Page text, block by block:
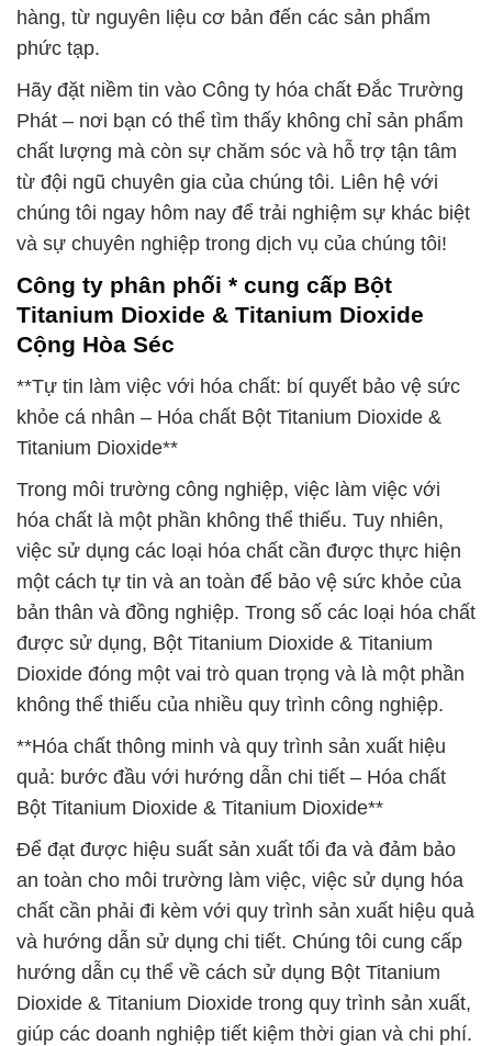
hàng, từ nguyên liệu cơ bản đến các sản phẩm
phức tạp.
Hãy đặt niềm tin vào Công ty hóa chất Đắc Trường
Phát – nơi bạn có thể tìm thấy không chỉ sản phẩm
chất lượng mà còn sự chăm sóc và hỗ trợ tận tâm
từ đội ngũ chuyên gia của chúng tôi. Liên hệ với
chúng tôi ngay hôm nay để trải nghiệm sự khác biệt
và sự chuyên nghiệp trong dịch vụ của chúng tôi!
Công ty phân phối * cung cấp Bột
Titanium Dioxide & Titanium Dioxide
Cộng Hòa Séc
**Tự tin làm việc với hóa chất: bí quyết bảo vệ sức
khỏe cá nhân – Hóa chất Bột Titanium Dioxide &
Titanium Dioxide**
Trong môi trường công nghiệp, việc làm việc với
hóa chất là một phần không thể thiếu. Tuy nhiên,
việc sử dụng các loại hóa chất cần được thực hiện
một cách tự tin và an toàn để bảo vệ sức khỏe của
bản thân và đồng nghiệp. Trong số các loại hóa chất
được sử dụng, Bột Titanium Dioxide & Titanium
Dioxide đóng một vai trò quan trọng và là một phần
không thể thiếu của nhiều quy trình công nghiệp.
**Hóa chất thông minh và quy trình sản xuất hiệu
quả: bước đầu với hướng dẫn chi tiết – Hóa chất
Bột Titanium Dioxide & Titanium Dioxide**
Để đạt được hiệu suất sản xuất tối đa và đảm bảo
an toàn cho môi trường làm việc, việc sử dụng hóa
chất cần phải đi kèm với quy trình sản xuất hiệu quả
và hướng dẫn sử dụng chi tiết. Chúng tôi cung cấp
hướng dẫn cụ thể về cách sử dụng Bột Titanium
Dioxide & Titanium Dioxide trong quy trình sản xuất,
giúp các doanh nghiệp tiết kiệm thời gian và chi phí.